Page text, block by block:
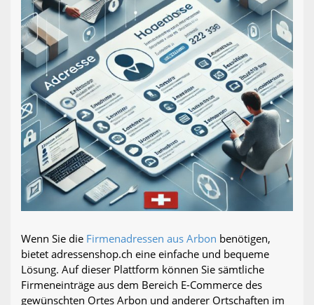
Wenn Sie die Firmenadressen aus Arbon benötigen,
bietet adressenshop.ch eine einfache und bequeme
Lösung. Auf dieser Plattform können Sie sämtliche
Firmeneinträge aus dem Bereich E-Commerce des
gewünschten Ortes Arbon und anderer Ortschaften im